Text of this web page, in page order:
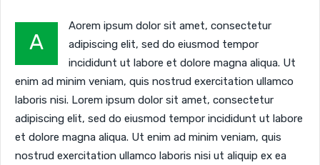
A
Aorem ipsum dolor sit amet, consectetur
adipiscing elit, sed do eiusmod tempor
incididunt ut labore et dolore magna aliqua. Ut
enim ad minim veniam, quis nostrud exercitation ullamco
laboris nisi. Lorem ipsum dolor sit amet, consectetur
adipiscing elit, sed do eiusmod tempor incididunt ut labore
et dolore magna aliqua. Ut enim ad minim veniam, quis
nostrud exercitation ullamco laboris nisi ut aliquip ex ea